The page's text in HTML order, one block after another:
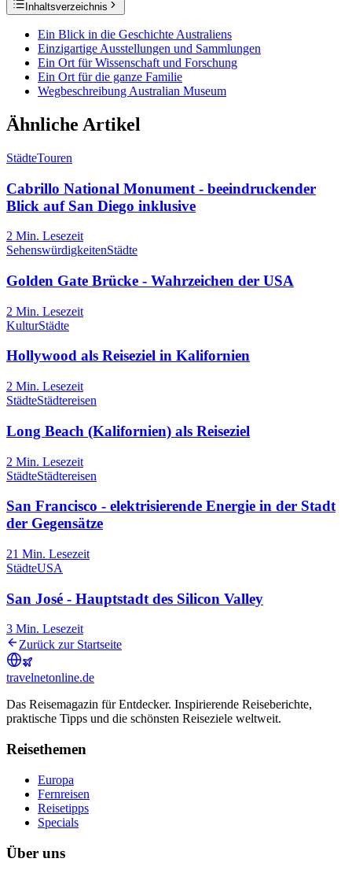
Inhaltsverzeichnis
Ein Blick in die Geschichte Australiens
Einzigartige Ausstellungen und Sammlungen
Ein Ort für Wissenschaft und Forschung
Ein Ort für die ganze Familie
Wegbeschreibung Australian Museum
Ähnliche Artikel
StädteTouren
Cabrillo National Monument - beeindruckender
Blick auf San Diego inklusive
2 Min. Lesezeit
SehenswürdigkeitenStädte
Golden Gate Brücke - Wahrzeichen der USA
2 Min. Lesezeit
KulturStädte
Hollywood als Reiseziel in Kalifornien
2 Min. Lesezeit
StädteStädtereisen
Long Beach (Kalifornien) als Reiseziel
2 Min. Lesezeit
StädteStädtereisen
San Francisco - elektrisierende Energie in der Stadt
der Gegensätze
21 Min. Lesezeit
StädteUSA
San José - Hauptstadt des Silicon Valley
3 Min. Lesezeit
Zurück zur Startseite
travelnetonline.de
Das Reisemagazin für Entdecker. Inspirierende Reiseberichte,
praktische Tipps und die schönsten Reiseziele weltweit.
Reisethemen
Europa
Fernreisen
Reisetipps
Specials
Über uns